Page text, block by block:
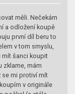
měli. Nečekám
a odložení koupě
první díl beru to
v tom smyslu,
mít šanci koupit
zklame, mám
se mi protiví mít
v originále